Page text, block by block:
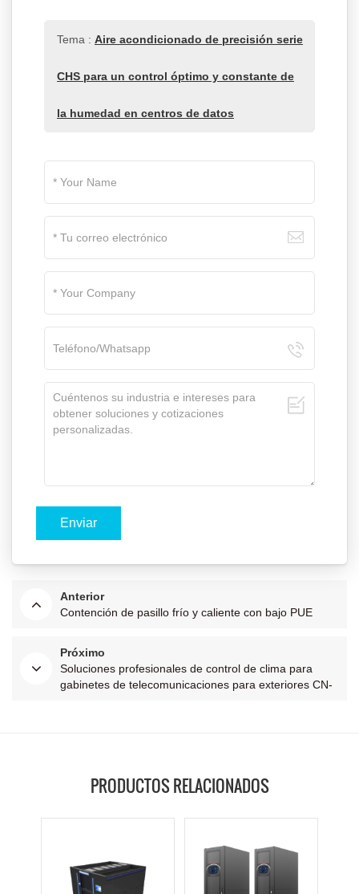
Tema : Aire acondicionado de precisión serie
CHS para un control óptimo y constante de
la humedad en centros de datos
Anterior
Contención de pasillo frío y caliente con bajo PUE
Próximo
Soluciones profesionales de control de clima para
gabinetes de telecomunicaciones para exteriores CN-
PRODUCTOS RELACIONADOS